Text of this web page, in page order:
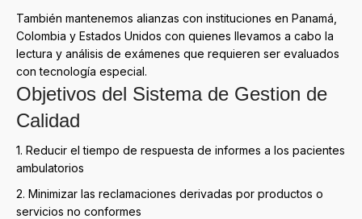
También mantenemos alianzas con instituciones en Panamá,
Colombia y Estados Unidos con quienes llevamos a cabo la
lectura y análisis de exámenes que requieren ser evaluados
con tecnología especial.
Objetivos del Sistema de Gestion de
Calidad
1. Reducir el tiempo de respuesta de informes a los pacientes
ambulatorios
2. Minimizar las reclamaciones derivadas por productos o
servicios no conformes